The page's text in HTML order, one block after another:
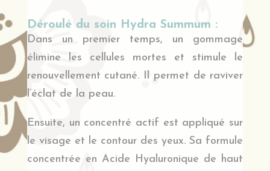
Déroulé du soin Hydra Summum :
Dans un premier temps, un gommage
élimine les cellules mortes et stimule le
renouvellement cutané. Il permet de raviver
l’éclat de la peau.
Ensuite, un concentré actif est appliqué sur
le visage et le contour des yeux. Sa formule
concentrée en Acide Hyaluronique de haut